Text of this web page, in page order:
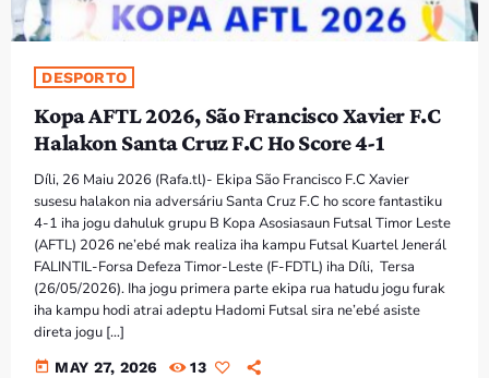
DESPORTO
Kopa AFTL 2026, São Francisco Xavier F.C
Halakon Santa Cruz F.C Ho Score 4-1
Díli, 26 Maiu 2026 (Rafa.tl)- Ekipa São Francisco F.C Xavier
susesu halakon nia adversáriu Santa Cruz F.C ho score fantastiku
4-1 iha jogu dahuluk grupu B Kopa Asosiasaun Futsal Timor Leste
(AFTL) 2026 ne’ebé mak realiza iha kampu Futsal Kuartel Jenerál
FALINTIL-Forsa Defeza Timor-Leste (F-FDTL) iha Díli, Tersa
(26/05/2026). Iha jogu primera parte ekipa rua hatudu jogu furak
iha kampu hodi atrai adeptu Hadomi Futsal sira ne’ebé asiste
direta jogu […]
today MAY 27, 2026 13